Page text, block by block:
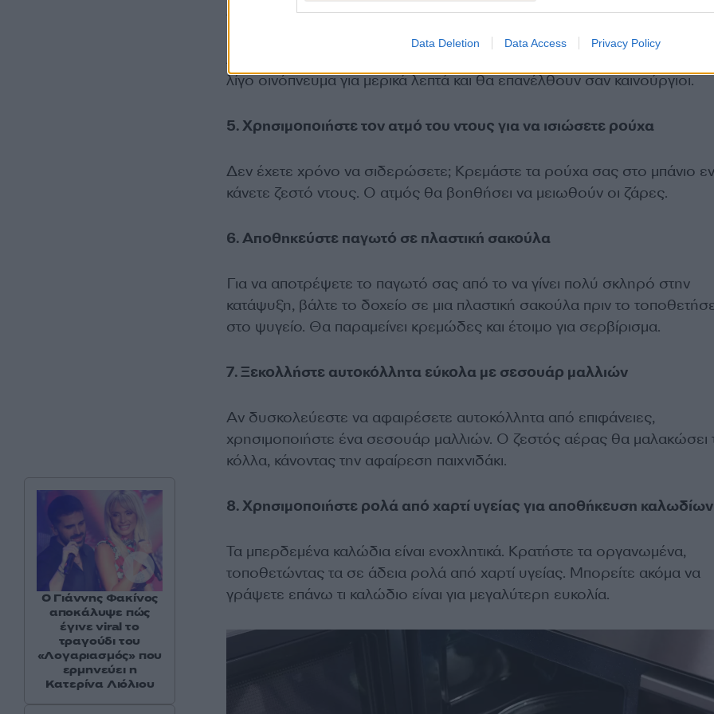
Data Deletion Data Access Privacy Policy
4. Δώστε ξανά ζωή σε ξηραμένα μαρκαδόρους
Αν οι μαρκαδόροι σας έχουν στεγνώσει, μην τους πετάξετε. Βυθίστε
λίγο οινόπνευμα για μερικά λεπτά και θα επανέλθουν σαν καινούργιοι.
5. Χρησιμοποιήστε τον ατμό του ντους για να ισιώσετε ρούχα
Δεν έχετε χρόνο να σιδερώσετε; Κρεμάστε τα ρούχα σας στο μπάνιο
κάνετε ζεστό ντους. Ο ατμός θα βοηθήσει να μειωθούν οι ζάρες.
6. Αποθηκεύστε παγωτό σε πλαστική σακούλα
Για να αποτρέψετε το παγωτό σας από το να γίνει πολύ σκληρό στην
κατάψυξη, βάλτε το δοχείο σε μια πλαστική σακούλα πριν το
στο ψυγείο. Θα παραμείνει κρεμώδες και έτοιμο για σερβίρισμα.
7. Ξεκολλήστε αυτοκόλλητα εύκολα με σεσουάρ μαλλιών
Αν δυσκολεύεστε να αφαιρέσετε αυτοκόλλητα από επιφάνειες,
χρησιμοποιήστε ένα σεσουάρ μαλλιών. Ο ζεστός αέρας θα μαλακώσει
κόλλα, κάνοντας την αφαίρεση παιχνιδάκι.
8. Χρησιμοποιήστε ρολά από χαρτί υγείας για αποθήκευση καλωδίων
Τα μπερδεμένα καλώδια είναι ενοχλητικά. Κρατήστε τα οργανωμένα,
τοποθετώντας τα σε άδεια ρολά από χαρτί υγείας. Μπορείτε ακόμα να
γράψετε επάνω τι καλώδιο είναι για μεγαλύτερη ευκολία.
Ο Γιάννης Φακίνος
αποκάλυψε πώς
έγινε viral το
τραγούδι του
«Λογαριασμός» που
ερμηνεύει η
Κατερίνα Λιόλιου